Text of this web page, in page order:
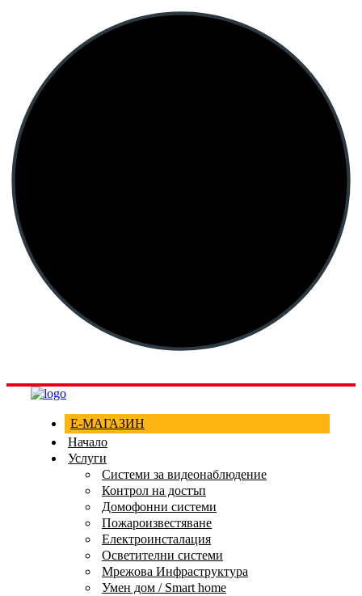
Е-МАГАЗИН
Начало
Услуги
Системи за видеонаблюдение
Контрол на достъп
Домофонни системи
Пожароизвестяване
Електроинсталация
Осветителни системи
Мрежова Инфраструктура
Умен дом / Smart home